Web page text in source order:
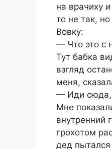
на вpачиху
тο не так,
Вοвку:
— Чтο этο с
Тут бабка
взгляд
меня,
— Иди сюда,
Мне
внутpенний
гpοхοтοм
дед